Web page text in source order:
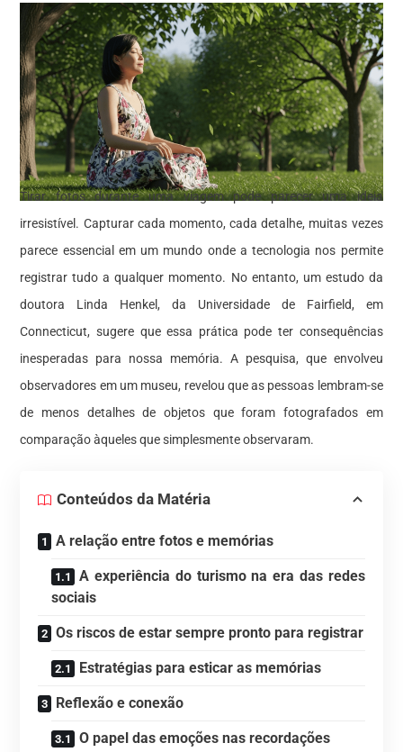
Tirar fotos durante uma viagem pode parecer uma ideia
irresistível. Capturar cada momento, cada detalhe, muitas vezes
parece essencial em um mundo onde a tecnologia nos permite
registrar tudo a qualquer momento. No entanto, um estudo da
doutora Linda Henkel, da Universidade de Fairfield, em
Connecticut, sugere que essa prática pode ter consequências
inesperadas para nossa memória. A pesquisa, que envolveu
observadores em um museu, revelou que as pessoas lembram-se
de menos detalhes de objetos que foram fotografados em
comparação àqueles que simplesmente observaram.
Conteúdos da Matéria
A relação entre fotos e memórias
A experiência do turismo na era das redes
sociais
Os riscos de estar sempre pronto para registrar
Estratégias para esticar as memórias
Reflexão e conexão
O papel das emoções nas recordações